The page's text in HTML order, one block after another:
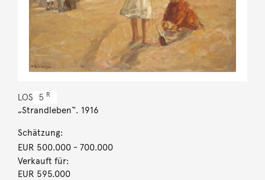
LOS 5 R
„Strandleben“. 1916
Schätzung:
EUR 500.000- 700.000
Verkauft für:
EUR 595.000